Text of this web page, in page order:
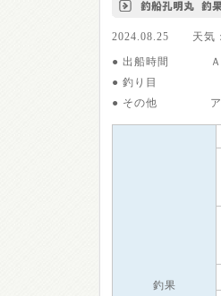
2024.08.25 天
● 出船時間
● 釣り目
● その他
釣果